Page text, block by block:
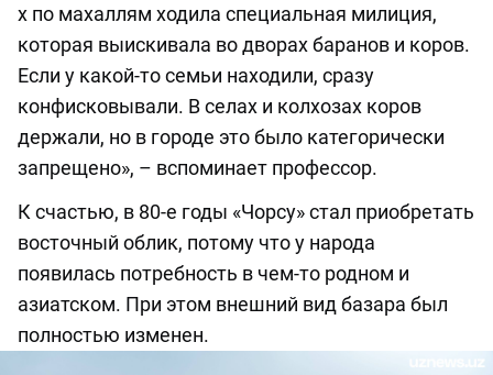
х по махаллям ходила специальная милиция,
которая выискивала во дворах баранов и коров.
Если у какой-то семьи находили, сразу
конфисковывали. В селах и колхозах коров
держали, но в городе это было категорически
запрещено», – вспоминает профессор.
К счастью, в 80-е годы «Чорсу» стал приобретать
восточный облик, потому что у народа
появилась потребность в чем-то родном и
азиатском. При этом внешний вид базара был
полностью изменен.